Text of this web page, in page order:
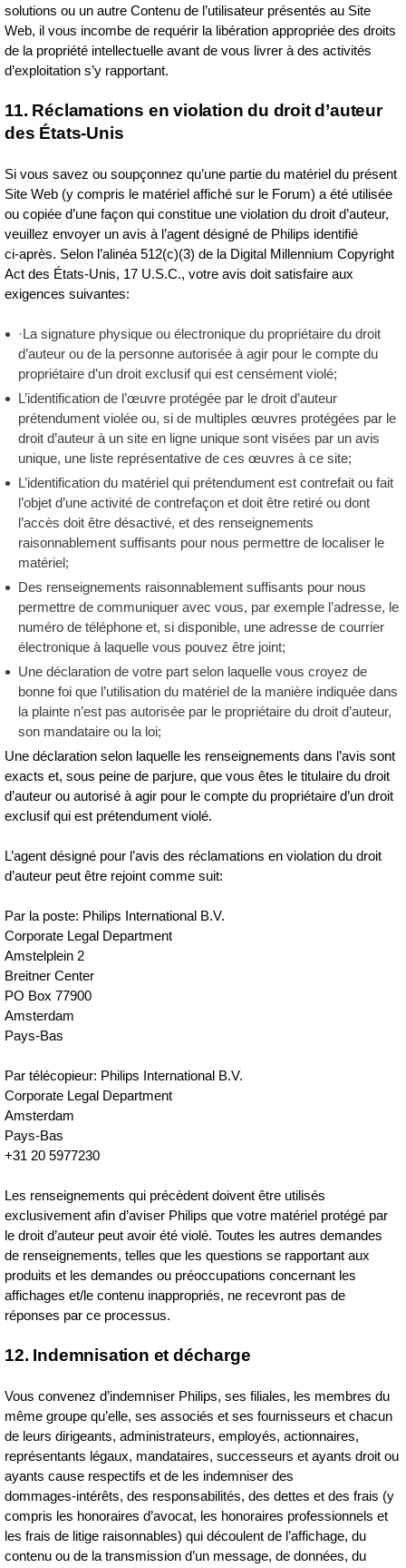
solutions ou un autre Contenu de l’utilisateur présentés au Site
Web, il vous incombe de requérir la libération appropriée des droits
de la propriété intellectuelle avant de vous livrer à des activités
d’exploitation s’y rapportant.
11. Réclamations en violation du droit d’auteur
des États‑Unis
Si vous savez ou soupçonnez qu’une partie du matériel du présent
Site Web (y compris le matériel affiché sur le Forum) a été utilisée
ou copiée d’une façon qui constitue une violation du droit d’auteur,
veuillez envoyer un avis à l’agent désigné de Philips identifié
ci‑après. Selon l’alinéa 512(c)(3) de la Digital Millennium Copyright
Act des États‑Unis, 17 U.S.C., votre avis doit satisfaire aux
exigences suivantes:
·La signature physique ou électronique du propriétaire du droit
d’auteur ou de la personne autorisée à agir pour le compte du
propriétaire d’un droit exclusif qui est censément violé;
L’identification de l’œuvre protégée par le droit d’auteur
prétendument violée ou, si de multiples œuvres protégées par le
droit d’auteur à un site en ligne unique sont visées par un avis
unique, une liste représentative de ces œuvres à ce site;
L’identification du matériel qui prétendument est contrefait ou fait
l’objet d’une activité de contrefaçon et doit être retiré ou dont
l’accès doit être désactivé, et des renseignements
raisonnablement suffisants pour nous permettre de localiser le
matériel;
Des renseignements raisonnablement suffisants pour nous
permettre de communiquer avec vous, par exemple l’adresse, le
numéro de téléphone et, si disponible, une adresse de courrier
électronique à laquelle vous pouvez être joint;
Une déclaration de votre part selon laquelle vous croyez de
bonne foi que l’utilisation du matériel de la manière indiquée dans
la plainte n’est pas autorisée par le propriétaire du droit d’auteur,
son mandataire ou la loi;
Une déclaration selon laquelle les renseignements dans l’avis sont
exacts et, sous peine de parjure, que vous êtes le titulaire du droit
d’auteur ou autorisé à agir pour le compte du propriétaire d’un droit
exclusif qui est prétendument violé.
L’agent désigné pour l’avis des réclamations en violation du droit
d’auteur peut être rejoint comme suit:
Par la poste: Philips International B.V.
Corporate Legal Department
Amstelplein 2
Breitner Center
PO Box 77900
Amsterdam
Pays‑Bas
Par télécopieur: Philips International B.V.
Corporate Legal Department
Amsterdam
Pays‑Bas
+31 20 5977230
Les renseignements qui précèdent doivent être utilisés
exclusivement afin d’aviser Philips que votre matériel protégé par
le droit d’auteur peut avoir été violé. Toutes les autres demandes
de renseignements, telles que les questions se rapportant aux
produits et les demandes ou préoccupations concernant les
affichages et/le contenu inappropriés, ne recevront pas de
réponses par ce processus.
12. Indemnisation et décharge
Vous convenez d’indemniser Philips, ses filiales, les membres du
même groupe qu’elle, ses associés et ses fournisseurs et chacun
de leurs dirigeants, administrateurs, employés, actionnaires,
représentants légaux, mandataires, successeurs et ayants droit ou
ayants cause respectifs et de les indemniser des
dommages‑intérêts, des responsabilités, des dettes et des frais (y
compris les honoraires d’avocat, les honoraires professionnels et
les frais de litige raisonnables) qui découlent de l’affichage, du
contenu ou de la transmission d’un message, de données, du